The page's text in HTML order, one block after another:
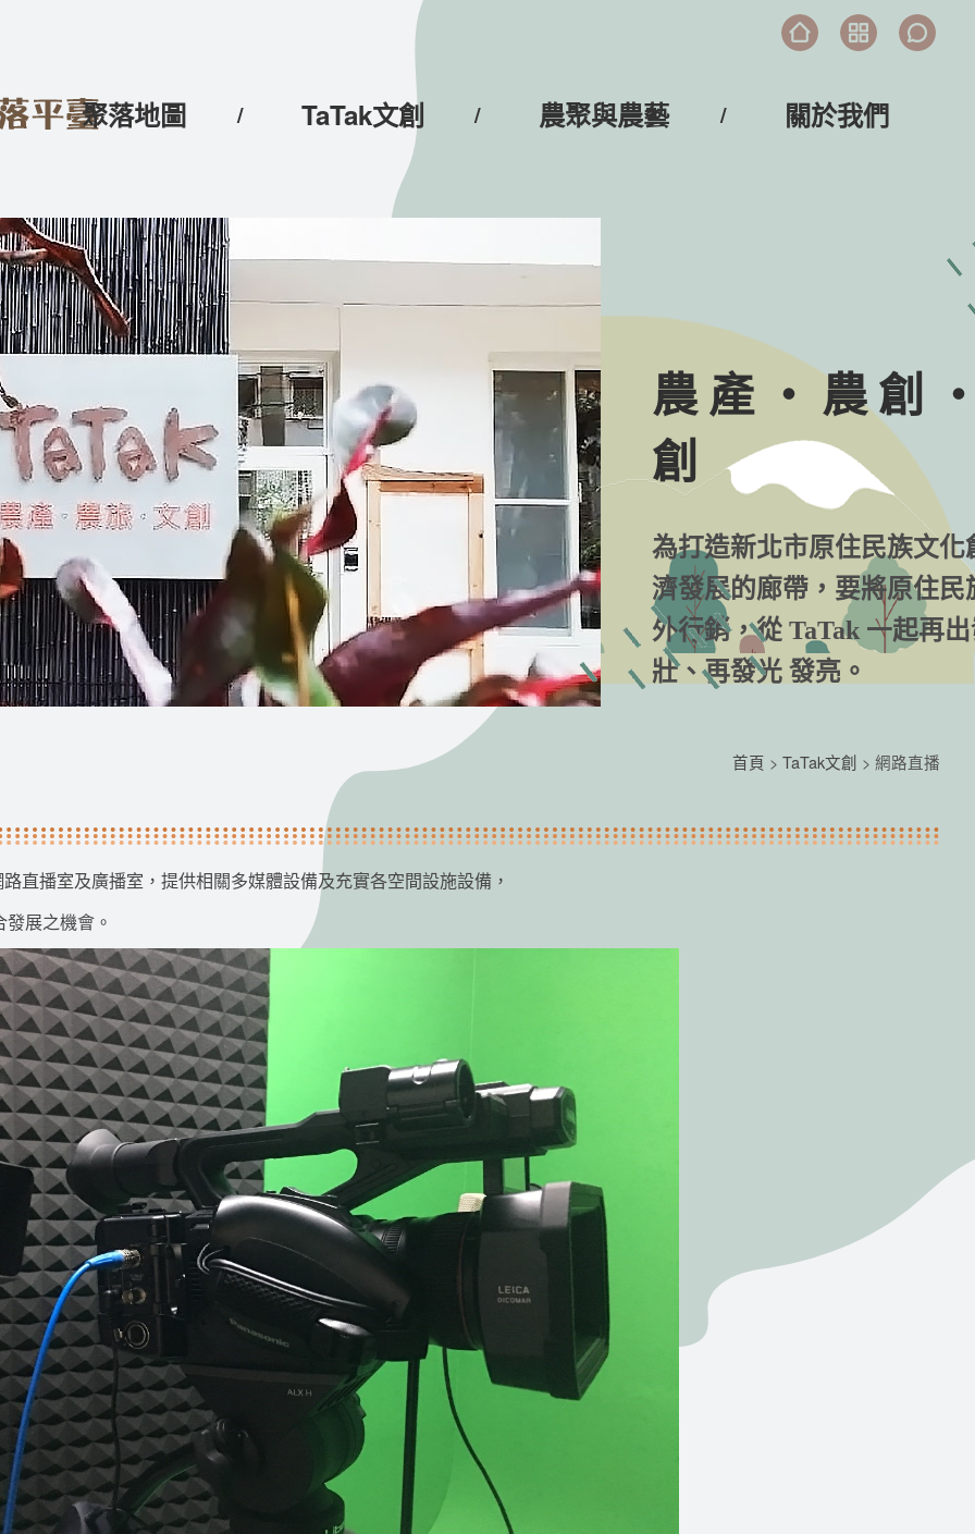
聚落地圖 TaTak文創 農聚與農藝 關於我們
農產‧農創
創
為打造新北市原住民族文化
濟發展的廊帶，要將原住民
外行銷，從 TaTak 一起再
壯、再發光 發亮。
首頁 > TaTak文創 > 網路直播
直播室及廣播室，提供相關多媒體設備及充實各空間設施設備，
展之機會。